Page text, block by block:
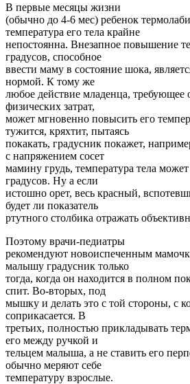
В первые месяцы жизни
(обычно до 4-6 мес) ребенок
температура его тела крайне
непостоянна. Внезапное повышение
градусов, способное
ввести маму в состояние шока,
нормой. К тому же
любое действие младенца, требующее
физических затрат,
может мгновенно повысить его
тужится, кряхтит, пытаясь
покакать, градусник покажет,
с напряжением сосет
мамину грудь, температура тела
градусов. Ну а если
истошно орет, весь красный,
будет ли показатель
ртутного столбика отражать
Поэтому врачи-педиатры
рекомендуют новоиспеченным
малышу градусник только
тогда, когда он находится в полном
спит. Во-вторых, под
мышку и делать это с той стороны, с
соприкасается. В
третьих, полностью прикладывать
его между ручкой и
тельцем малыша, а не ставить его
обычно меряют себе
температуру взрослые.